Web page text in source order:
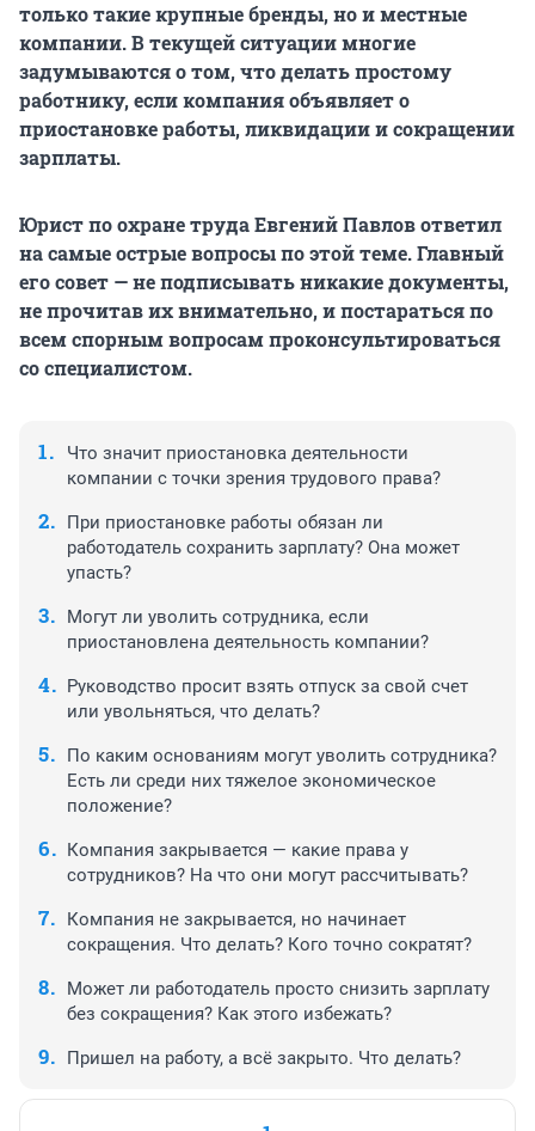
только такие крупные бренды, но и местные
компании. В текущей ситуации многие
задумываются о том, что делать простому
работнику, если компания объявляет о
приостановке работы, ликвидации и сокращении
зарплаты.
Юрист по охране труда Евгений Павлов ответил
на самые острые вопросы по этой теме. Главный
его совет — не подписывать никакие документы,
не прочитав их внимательно, и постараться по
всем спорным вопросам проконсультироваться
со специалистом.
Что значит приостановка деятельности
компании с точки зрения трудового права?
При приостановке работы обязан ли
работодатель сохранить зарплату? Она может
упасть?
Могут ли уволить сотрудника, если
приостановлена деятельность компании?
Руководство просит взять отпуск за свой счет
или увольняться, что делать?
По каким основаниям могут уволить сотрудника?
Есть ли среди них тяжелое экономическое
положение?
Компания закрывается — какие права у
сотрудников? На что они могут рассчитывать?
Компания не закрывается, но начинает
сокращения. Что делать? Кого точно сократят?
Может ли работодатель просто снизить зарплату
без сокращения? Как этого избежать?
Пришел на работу, а всё закрыто. Что делать?